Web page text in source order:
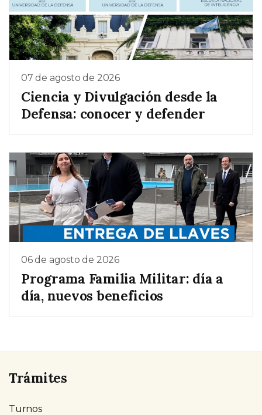
07 de agosto de 2026
Ciencia y Divulgación desde la
Defensa: conocer y defender
06 de agosto de 2026
Programa Familia Militar: día a
día, nuevos beneficios
Trámites
Turnos